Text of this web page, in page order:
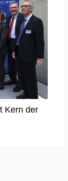
Kern der